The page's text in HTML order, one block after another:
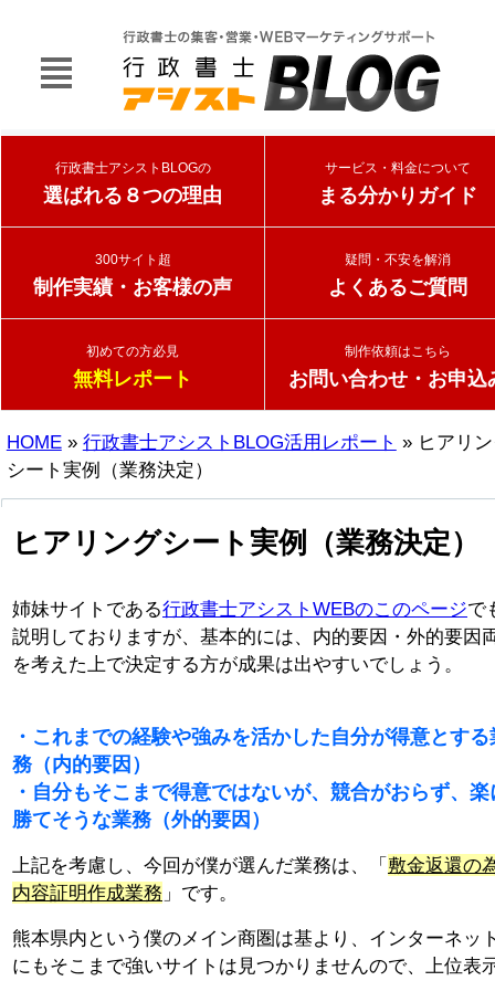
行政書士アシストBLOGの
選ばれる８つの理由
サービス・料金について
まる分かりガイド
300サイト超
制作実績・お客様の声
疑問・不安を解消
よくあるご質問
初めての方必見
無料レポート
制作依頼はこちら
お問い合わせ・お申込
HOME» 行政書士アシストBLOG活用レポート » ヒアリ
シート実例（業務決定）
ヒアリングシート実例（業務決定）
姉妹サイトである行政書士アシストWEBのこのページで
説明しておりますが、基本的には、内的要因・外的要因
を考えた上で決定する方が成果は出やすいでしょう。
・これまでの経験や強みを活かした自分が得意とする
務（内的要因）
・自分もそこまで得意ではないが、競合がおらず、楽
勝てそうな業務（外的要因）
上記を考慮し、今回が僕が選んだ業務は、「 敷金返還の
内容証明作成業務 」です。
熊本県内という僕のメイン商圏は基より、インターネッ
にもそこまで強いサイトは見つかりませんので、上位表